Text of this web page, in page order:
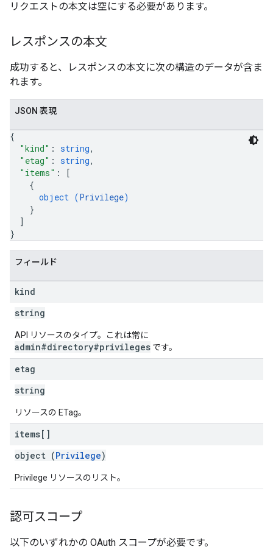
リクエストの本文は空にする必要があります。
レスポンスの本文
成功すると、レスポンスの本文に次の構造のデータが含ま
れます。
JSON 表現
{
"kind" : string,
"etag" : string,
"items" :
[
{
object (Privilege)
}
]
}
フィールド
kind
string
API リソースのタイプ。これは常に
admin#directory#privileges です。
etag
string
リソースの ETag。
items[]
object (Privilege)
Privilege リソースのリスト。
認可スコープ
以下のいずれかの OAuth スコープが必要です。